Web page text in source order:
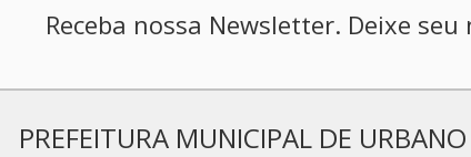
Receba nossa Newsletter. Deixe seu
PREFEITURA MUNICIPAL DE